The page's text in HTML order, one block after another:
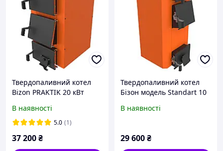
Твердопаливний котел
Bizon PRAKTIK 20 кВт
В наявності
5.0 (1)
37 200₴
Твердопаливний котел
Бізон модель Standart 10
В наявності
29 600₴